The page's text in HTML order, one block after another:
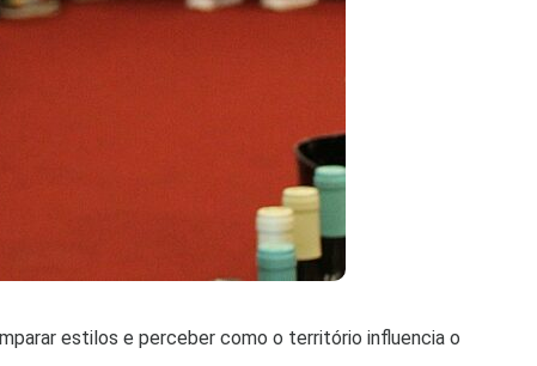
estilos e perceber como o território influencia o